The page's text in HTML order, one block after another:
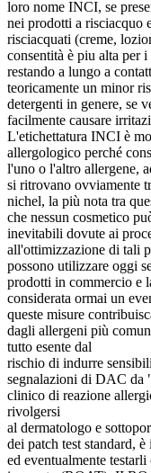
loro nome INCI, se
nei prodotti a risciacquo
risciacquati (creme,
consentità è piu alta per
restando a lungo a
teoricamente un minor
detergenti in genere, se
facilmente causare
L'etichettatura INCI è
allergologico perché
l'uno o l'altro allergene,
si ritrovano ovviamente
nichel, la più nota tra
che nessun cosmetico
inevitabili dovute ai
all'ottimizzazione di tali
possono utilizzare oggi
prodotti in commercio e
considerata ormai un
queste misure
dagli allergeni più
tutto esente dal
rischio di indurre
segnalazioni di DAC da
clinico di reazione
rivolgersi
al dermatologo e
dei patch test standard,
ed eventualmente